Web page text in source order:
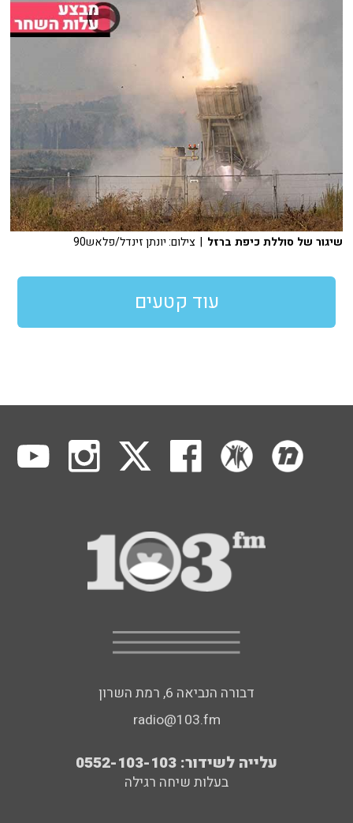
שיגור של סוללת כיפת ברזל | צילום: יונתן זינדל/פלאש90
עוד קטעים
דבורה הנביאה 6, רמת השרון
radio@103.fm
עלייה לשידור: 0552-103-103
בעלות שיחה רגילה